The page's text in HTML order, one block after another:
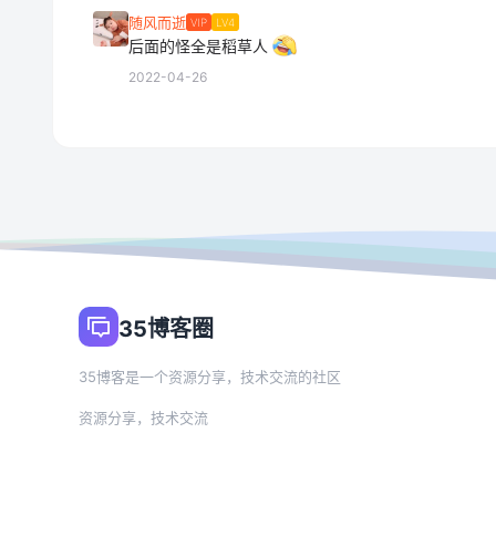
随风而逝 VIP LV4
后面的怪全是稻草人
2022-04-26
35博客圈
35博客是一个资源分享，技术交流的社区
资源分享，技术交流